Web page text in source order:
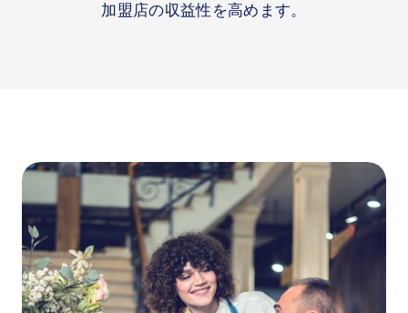
加盟店の収益性を高めます。